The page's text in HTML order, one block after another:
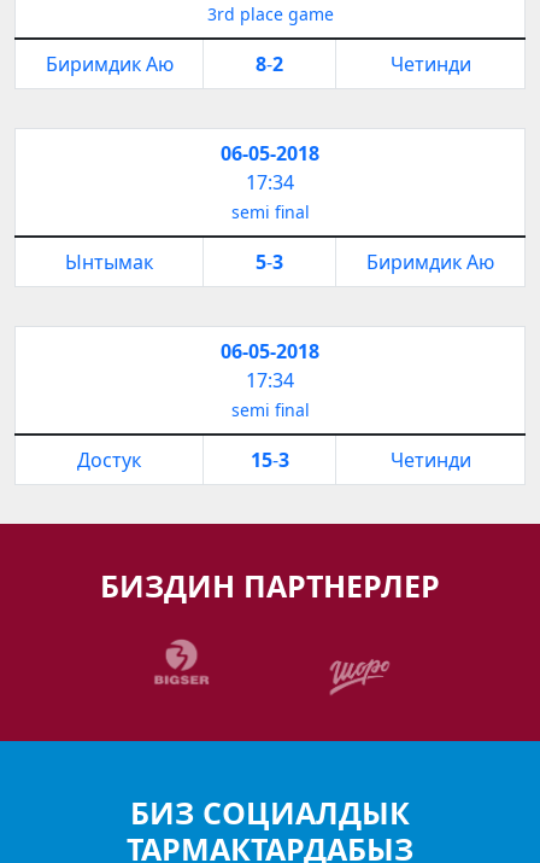
3rd place game
Биримдик Аю 8-2 Четинди
06-05-2018
17:34
semi final
Ынтымак 5-3 Биримдик Аю
06-05-2018
17:34
semi final
Достук 15-3 Четинди
БИЗДИН ПАРТНЕРЛЕР
БИЗ СОЦИАЛДЫК
ТАРМАКТАРДАБЫЗ